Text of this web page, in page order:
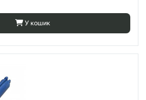
У кошик